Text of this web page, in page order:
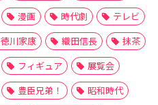
漫画 時代劇
テレビ
徳川家康 織田信長
抹茶
フィギュア
展覧会
豊臣兄弟！
昭和時代